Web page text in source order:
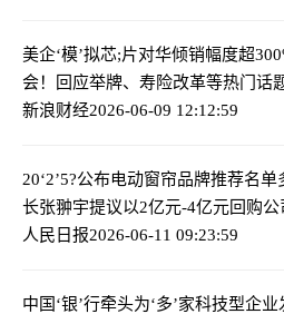
美企‘模’拟芯;片对华倾销幅度超
会！回应举牌、寿险改革等热门话
新浪财经2026-06-09 12:12:59
20‘2’5?公布电动窗帘品牌推荐名单
长张翀宇提议以2亿元-4亿元回购公
人民日报2026-06-11 09:23:59
中国‘银’行牵头为‘多’家科技型企